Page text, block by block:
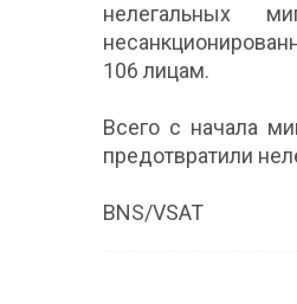
нелегальных
106 лицам.
Всего с начала
предотвратили
BNS/VSAT